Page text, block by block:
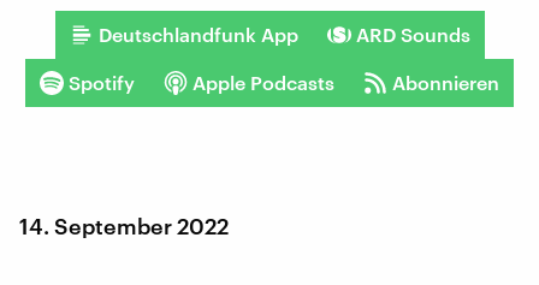
Deutschlandfunk App ARD Sounds
Spotify Apple Podcasts Abonnieren
14. September 2022